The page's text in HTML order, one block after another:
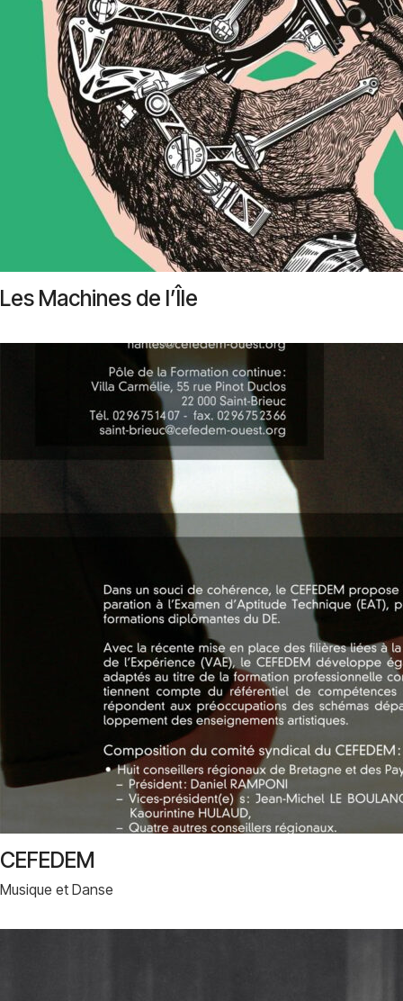
Les Machines de l’Île
CEFEDEM
Musique et Danse